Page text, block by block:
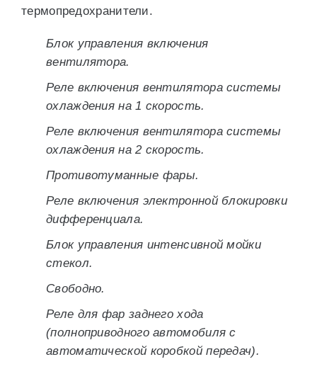
термопредохранители.
Блок управления включения
вентилятора.
Реле включения вентилятора системы
охлаждения на 1 скорость.
Реле включения вентилятора системы
охлаждения на 2 скорость.
Противотуманные фары.
Реле включения электронной блокировки
дифференциала.
Блок управления интенсивной мойки
стекол.
Свободно.
Реле для фар заднего хода
(полноприводного автомобиля с
автоматической коробкой передач).